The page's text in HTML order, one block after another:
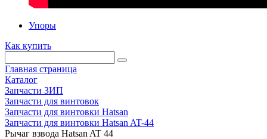
Упоры
Как купить
Главная страница
Каталог
Запчасти ЗИП
Запчасти для винтовок
Запчасти для винтовки Hatsan
Запчасти для винтовки Hatsan AT-44
Рычаг взвода Hatsan AT 44